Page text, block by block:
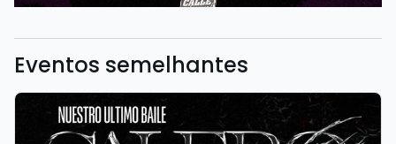
Eventos semelhantes